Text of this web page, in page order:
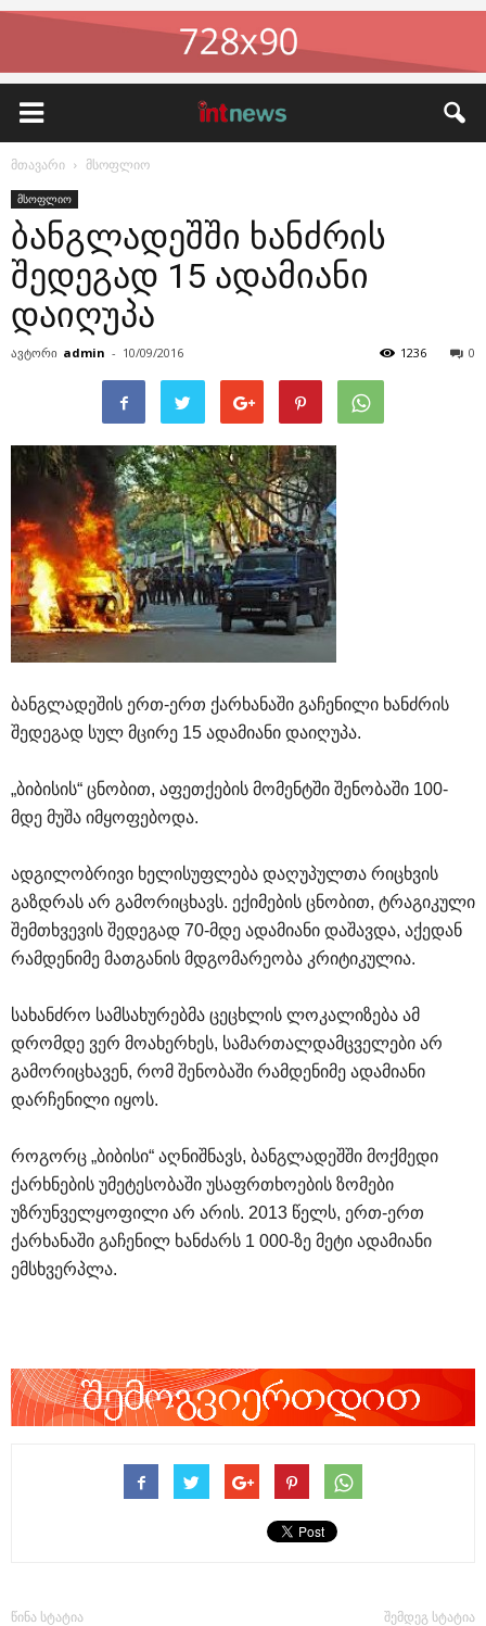
მთავარი მსოფლიო
მსოფლიო
ბანგლადეშში ხანძრის
შედეგად 15 ადამიანი
დაიღუპა
ავტორი admin - 10/09/2016 0
1236
ბანგლადეშის ერთ-ერთ ქარხანაში გაჩენილი ხანძრის
შედეგად სულ მცირე 15 ადამიანი დაიღუპა.
„ბიბისის“ ცნობით, აფეთქების მომენტში შენობაში 100-
მდე მუშა იმყოფებოდა.
ადგილობრივი ხელისუფლება დაღუპულთა რიცხვის
გაზდრას არ გამორიცხავს. ექიმების ცნობით, ტრაგიკული
შემთხვევის შედეგად 70-მდე ადამიანი დაშავდა, აქედან
რამდენიმე მათგანის მდგომარეობა კრიტიკულია.
სახანძრო სამსახურებმა ცეცხლის ლოკალიზება ამ
დრომდე ვერ მოახერხეს, სამართალდამცველები არ
გამორიცხავენ, რომ შენობაში რამდენიმე ადამიანი
დარჩენილი იყოს.
როგორც „ბიბისი“ აღნიშნავს, ბანგლადეშში მოქმედი
ქარხნების უმეტესობაში უსაფრთხოების ზომები
უზრუნველყოფილი არ არის. 2013 წელს, ერთ-ერთ
ქარხანაში გაჩენილ ხანძარს 1 000-ზე მეტი ადამიანი
ემსხვერპლა.
წინა სტატია შემდეგ სტატია